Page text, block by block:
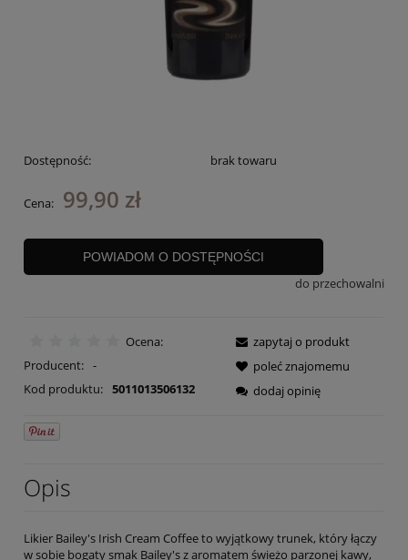
Dostępność: brak towaru
Cena: 99,90 zł
POWIADOM O DOSTĘPNOŚCI
do przechowalni
Ocena:
Producent: -
Kod produktu: 5011013506132
zapytaj o produkt
poleć znajomemu
dodaj opinię
Opis
Likier Bailey's Irish Cream Coffee to wyjątkowy trunek, który łączy
w sobie bogaty smak Bailey's z aromatem świeżo parzonej kawy,